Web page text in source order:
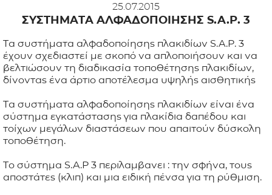
ΑΝΤΙΠΡΟΣΩΠΕΙΕΣ
ΠΡΟΪΟΝΤΑ
ΕΡΓΑ
ΕΦΑΡΜΟΓΕΣ
25.07.2015
ΣΥΣΤΗΜΑΤΑ ΑΛΦΑΔΟΠΟΙΗΣΗΣ S.A.P. 3
Τα συστήματα αλφαδοποίησης πλακιδίων S.A.P. 3
έχουν σχεδιαστεί με σκοπό να απλοποιήσουν και να
βελτιώσουν τη διαδικασία τοποθέτησης πλακιδίων,
δίνοντας ένα άρτιο αποτέλεσμα υψηλής αισθητικής
Τα συστήματα αλφαδοποίησης πλακιδίων είναι ένα
σύστημα εγκατάστασης για πλακίδια δαπέδου και
τοίχων μεγάλων διαστάσεων που απαιτούν δύσκολη
τοποθέτηση.
Το σύστημα S.A.P 3 περιλαμβανει : την σφήνα, τους
αποστάτες (κλιπ) και μια ειδική πένσα για τη ρύθμιση.